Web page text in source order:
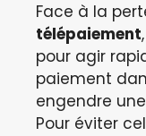
Face à la
télépaiement
pour agir
paiement
engendre
Pour éviter